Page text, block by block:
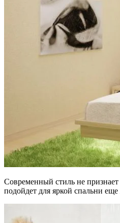
Современный стиль не
подойдет для яркой спальни